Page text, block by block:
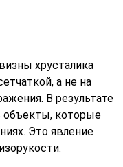
хрусталика
а не на
В результате
объекты, которые
Это явление